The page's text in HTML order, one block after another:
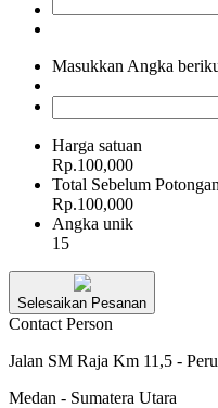
Masukkan Angka
Harga satuan
Rp.100,000
Total Sebelum Potongan
Rp.100,000
Angka unik
15
Selesaikan Pesanan
Contact Person
Jalan SM Raja Km 11,5 -
Medan - Sumatera Utara